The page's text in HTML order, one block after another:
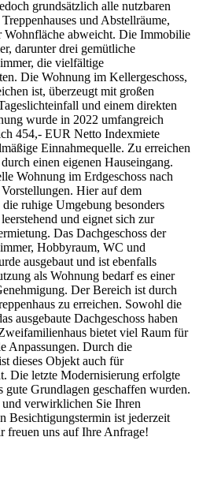
grundsätzlich alle nutzbaren
und Abstellräume,
Wohnfläche abweicht. Die Immobilie
darunter drei gemütliche
die vielfältige
Die Wohnung im Kellergeschoss,
ist, überzeugt mit großen
und einem direkten
wurde in 2022 umfangreich
454,- EUR Netto Indexmiete
Einnahmequelle. Zu erreichen
einen eigenen Hauseingang.
Wohnung im Erdgeschoss nach
Hier auf dem
ruhige Umgebung besonders
und eignet sich zur
Das Dachgeschoss der
Hobbyraum, WC und
ausgebaut und ist ebenfalls
als Wohnung bedarf es einer
Der Bereich ist durch
zu erreichen. Sowohl die
ausgebaute Dachgeschoss haben
bietet viel Raum für
Anpassungen. Durch die
dieses Objekt auch für
Die letzte Modernisierung erfolgte
Grundlagen geschaffen wurden.
verwirklichen Sie Ihren
Besichtigungstermin ist jederzeit
freuen uns auf Ihre Anfrage!